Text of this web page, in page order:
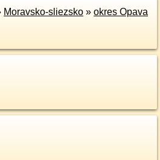
Moravsko-sliezsko » okres Opava